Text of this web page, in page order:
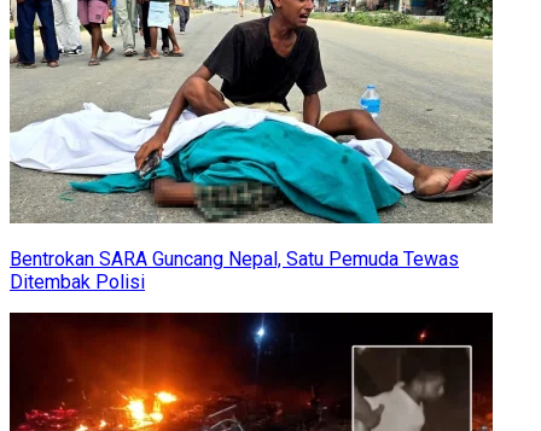
Bentrokan SARA Guncang Nepal, Satu Pemuda Tewas
Ditembak Polisi